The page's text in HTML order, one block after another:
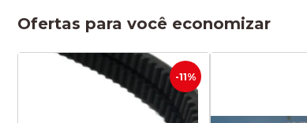
Ofertas para você economizar
-11%